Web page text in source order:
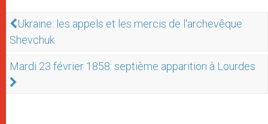
Ukraine: les appels et les mercis de l'archevêque
Shevchuk
Mardi 23 février 1858: septième apparition à Lourdes